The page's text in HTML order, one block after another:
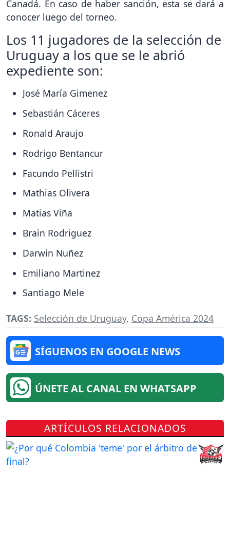
Canadá. En caso de haber sanción, esta se dará a
conocer luego del torneo.
Los 11 jugadores de la selección de
Uruguay a los que se le abrió
expediente son:
José María Gimenez
Sebastián Cáceres
Ronald Araujo
Rodrigo Bentancur
Facundo Pellistri
Mathias Olivera
Matias Viña
Brain Rodriguez
Darwin Nuñez
Emiliano Martinez
Santiago Mele
TAGS: Selección de Uruguay, Copa América 2024
SÍGUENOS EN GOOGLE NEWS
ÚNETE AL CANAL EN WHATSAPP
ARTÍCULOS RELACIONADOS